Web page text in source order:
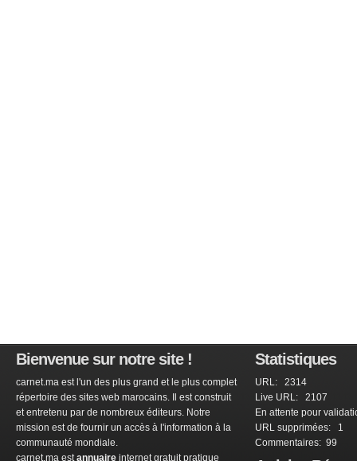
Bienvenue sur notre site !
carnet.ma est l'un des plus grand et le plus complet
répertoire des sites web marocains. Il est construit
et entretenu par de nombreux éditeurs. Notre
mission est de fournir un accès à l'information à la
communauté mondiale.
carnet.ma estannuaire internet gratuit pratique
Statistiques
URL: 2314
Live URL: 2107
En attente pour
URL supprimées: 1
Commentaires: 99